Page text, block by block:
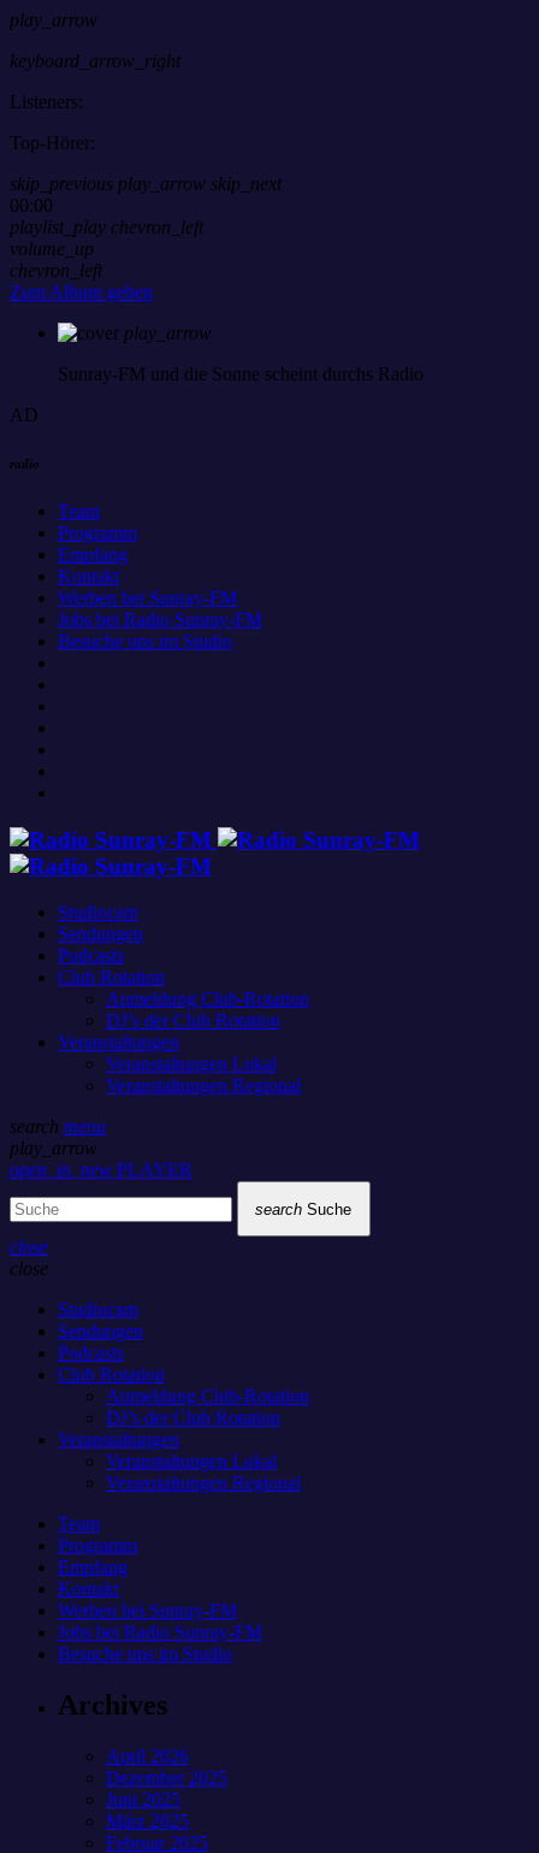
play_arrow
keyboard_arrow_right
Listeners:
Top-Hörer:
skip_previous play_arrow skip_next
00:00
playlist_play chevron_left
volume_up
chevron_left
Zum Album gehen
play_arrow
Sunray-FM und die Sonne scheint durchs Radio
AD
radio
Team
Programm
Empfang
Kontakt
Werben bei Sunray-FM
Jobs bei Radio Sunray-FM
Besuche uns im Studio
Studiocam
Sendungen
Podcasts
Club Rotation
Anmeldung Club-Rotation
DJ’s der Club Rotation
Veranstaltungen
Veranstaltungen Lokal
Veranstaltungen Regional
search menu
play_arrow
open_in_new PLAYER
search Suche
close
close
Studiocam
Sendungen
Podcasts
Club Rotation
Anmeldung Club-Rotation
DJ’s der Club Rotation
Veranstaltungen
Veranstaltungen Lokal
Veranstaltungen Regional
Team
Programm
Empfang
Kontakt
Werben bei Sunray-FM
Jobs bei Radio Sunray-FM
Besuche uns im Studio
Archives
April 2026
Dezember 2025
Juni 2025
März 2025
Februar 2025